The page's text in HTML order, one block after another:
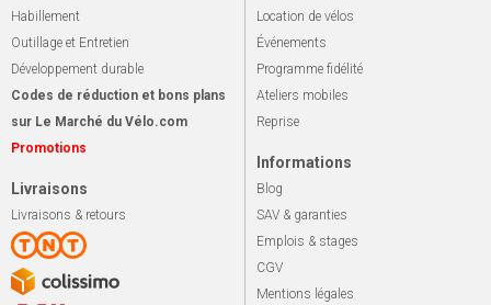
Habillement
Outillage et Entretien
Développement durable
Codes de réduction et bons plans
sur Le Marché du Vélo.com
Promotions
Livraisons
Livraisons & retours
Location de vélos
Événements
Programme fidélité
Ateliers mobiles
Reprise
Informations
Blog
SAV & garanties
Emplois & stages
CGV
Mentions légales